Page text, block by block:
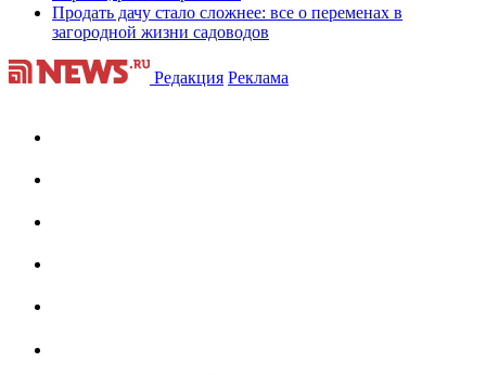
Продать дачу стало сложнее: все о переменах в
загородной жизни садоводов
Редакция Реклама